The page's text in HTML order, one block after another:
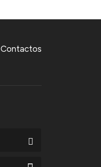
Contactos